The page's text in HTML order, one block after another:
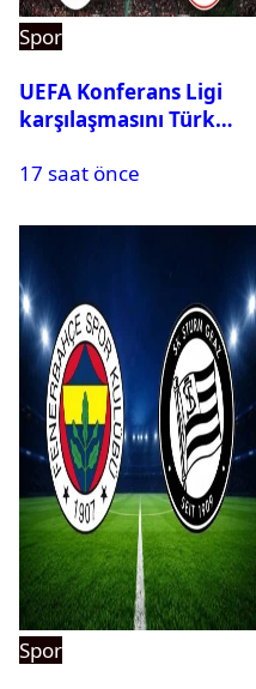
Spor
UEFA Konferans Ligi
karşılaşmasını Türk
17 saat önce
Spor